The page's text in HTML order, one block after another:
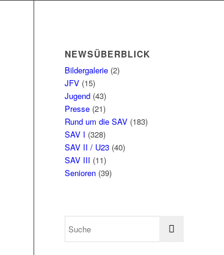
NEWSÜBERBLICK
Bildergalerie(2)
JFV(15)
Jugend(43)
Presse(21)
Rund um die SAV(183)
SAV I (328)
SAV II / U23(40)
SAV III (11)
Senioren(39)